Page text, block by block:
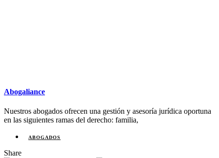
Abogaliance
Nuestros abogados ofrecen una gestión y asesoría jurídica oportuna
en las siguientes ramas del derecho: familia,
ABOGADOS
Share